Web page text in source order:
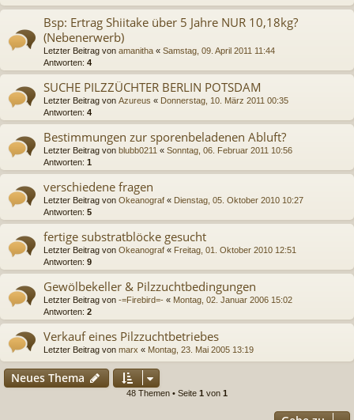
Bsp: Ertrag Shiitake über 5 Jahre NUR 10,18kg?
(Nebenerwerb)
Letzter Beitrag von amanitha « Samstag, 09. April 2011 11:44
Antworten: 4
SUCHE PILZZÜCHTER BERLIN POTSDAM
Letzter Beitrag von Azureus « Donnerstag, 10. März 2011 00:35
Antworten: 4
Bestimmungen zur sporenbeladenen Abluft?
Letzter Beitrag von blubb0211 « Sonntag, 06. Februar 2011 10:56
Antworten: 1
verschiedene fragen
Letzter Beitrag von Okeanograf « Dienstag, 05. Oktober 2010 10:27
Antworten: 5
fertige substratblöcke gesucht
Letzter Beitrag von Okeanograf « Freitag, 01. Oktober 2010 12:51
Antworten: 9
Gewölbekeller & Pilzzuchtbedingungen
Letzter Beitrag von -=Firebird=- « Montag, 02. Januar 2006 15:02
Antworten: 2
Verkauf eines Pilzzuchtbetriebes
Letzter Beitrag von marx « Montag, 23. Mai 2005 13:19
Neues Thema
48 Themen • Seite 1 von 1